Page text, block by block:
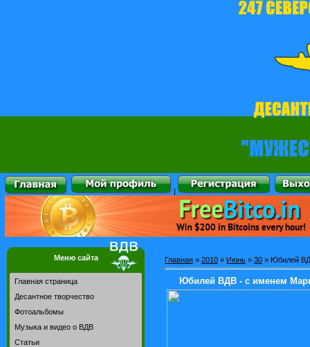
|
Меню сайта
Главная страница
Десантное творчество
Фотоальбомы
Музыка и видео о ВДВ
Статьи
Главная » 2010 » Июнь » 30 » Юбилей
Юбилей ВДВ - с именем